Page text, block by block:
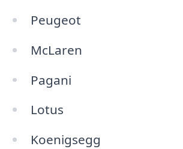
Peugeot
McLaren
Pagani
Lotus
Koenigsegg